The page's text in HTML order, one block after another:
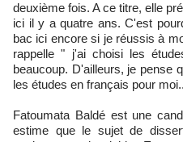
deuxième fois. A ce titre, elle
ici il y a quatre ans. C'est
bac ici encore si je réussis à
rappelle " j'ai choisi les
beaucoup. D'ailleurs, je pense
les études en français pour
Fatoumata Baldé est une
estime que le sujet de